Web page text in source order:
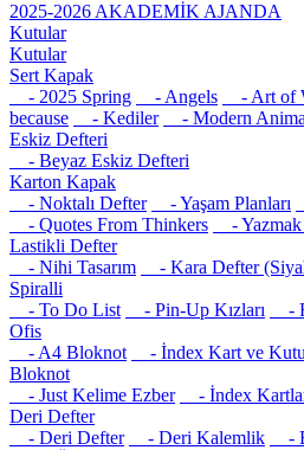
2025-2026 AKADEMİK AJANDA
Kutular
Kutular
Sert Kapak
- 2025 Spring
- Angels - Art of
because
- Kediler - Modern
Eskiz Defteri
- Beyaz Eskiz Defteri
Karton Kapak
- Noktalı Defter
- Yaşam Planları
- Quotes From Thinkers
-
Lastikli Defter
- Nihi Tasarım
- Kara Defter
Spiralli
- To Do List
- Pin-Up Kızları
-
Ofis
- A4 Bloknot
- İndex Kart ve
Bloknot
- Just Kelime Ezber
- İndex
Deri Defter
- Deri Defter
- Deri Kalemlik -